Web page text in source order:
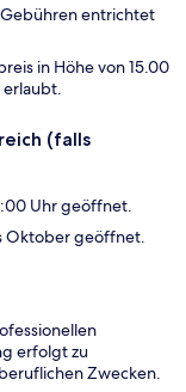
Gebühren entrichtet
in Höhe von 15.00
erlaubt.
(falls
Uhr geöffnet.
Oktober geöffnet.
erfolgt zu
Zwecken.